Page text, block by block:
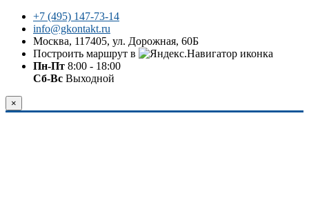
+7 (495) 147-73-14
info@gkontakt.ru
Москва, 117405, ул. Дорожная, 60Б
Построить маршрут в
Пн-Пт 8:00 - 18:00
Сб-Вс Выходной
×